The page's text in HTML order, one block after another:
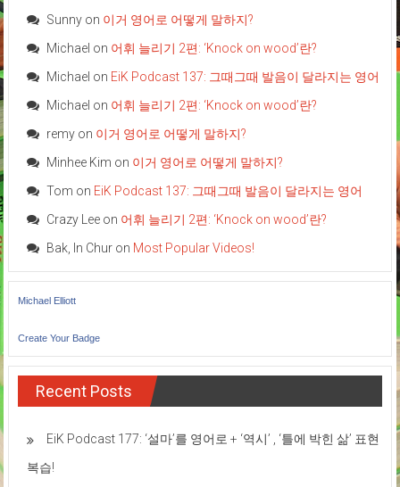
Sunnyon 이거 영어로 어떻게 말하지?
Michael on 어휘 늘리기 2편: ‘Knock on wood’란?
Michael on EiK Podcast 137: 그때그때 발음이 달라지는 영어
Michael on 어휘 늘리기 2편: ‘Knock on wood’란?
remyon 이거 영어로 어떻게 말하지?
Minhee Kim on 이거 영어로 어떻게 말하지?
Tom on EiK Podcast 137: 그때그때 발음이 달라지는 영어
Crazy Leeon 어휘 늘리기 2편: ‘Knock on wood’란?
Bak, In Churon Most Popular Videos!
Michael Elliott
Create Your Badge
Recent Posts
EiK Podcast 177: ‘설마’를 영어로 + ‘역시’ , ‘틀에 박힌 삶’ 표현
복습!